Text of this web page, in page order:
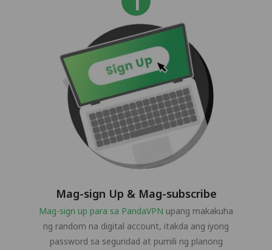
Mag-sign Up & Mag-subscribe
Mag-sign up para sa PandaVPN upang makakuha
ng random na digital account, itakda ang iyong
password sa seguridad at pumili ng planong